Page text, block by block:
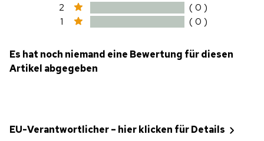
2
( 0 )
1
( 0 )
Es hat noch niemand eine Bewertung für diesen
Artikel abgegeben
EU-Verantwortlicher – hier klicken für Details